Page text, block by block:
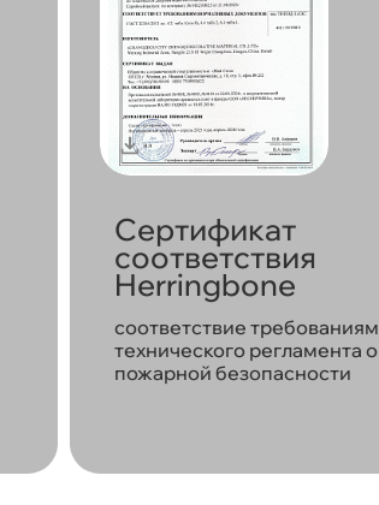
Сертификат
соответствия
Herringbone
соответствие требованиям
технического регламента о
пожарной безопасности